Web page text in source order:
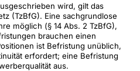
wird, gilt das
(TzBfG). Eine sachgrundlose
möglich (§ 14 Abs. 2 TzBfG),
brauchen einen
ist Befristung unüblich,
erfordert; eine Befristung
aus.